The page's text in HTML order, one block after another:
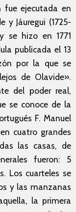
fue ejecutada en
y Jáuregui (1725-
se hizo en 1771
publicada el 13
por la que se
de Olavide».
del poder real,
se conoce de la
F. Manuel
cuatro grandes
las casas, de
fueron: 5
Los cuarteles se
y las manzanas
la primera